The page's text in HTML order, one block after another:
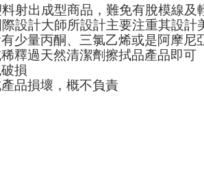
射出成型商品，難免有脫模線及
設計大師所設計主要注重其設計
有少量丙酮、三氯乙烯或是阿摩
釋過天然清潔劑擦拭品產品即可
損
品損壞，概不負責